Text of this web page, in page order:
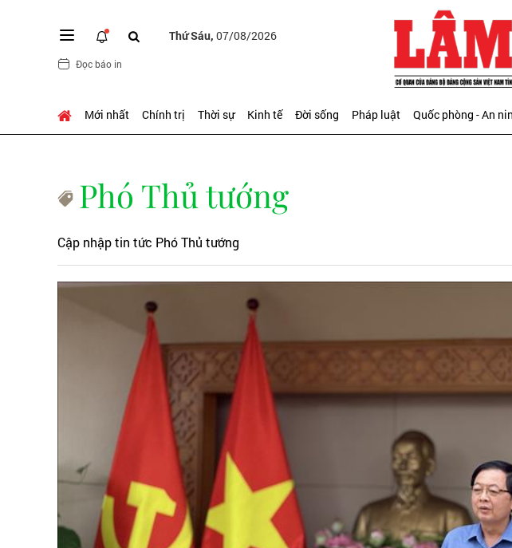
Thứ Sáu, 07/08/2026
Đọc báo in
Mới nhất Chính trị Thời sự Kinh tế Đời sống Pháp luật Quốc phòng - An
Phó Thủ tướng
Cập nhập tin tức Phó Thủ tướng